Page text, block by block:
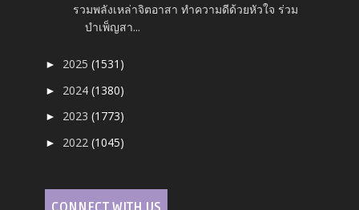
รวมพลังเหล่าจิตอาสา ทำความดีด้วยหัวใจ ร่วม
บำเพ็ญสา...
► 2025(1531)
► 2024(1380)
► 2023(1773)
► 2022(1045)